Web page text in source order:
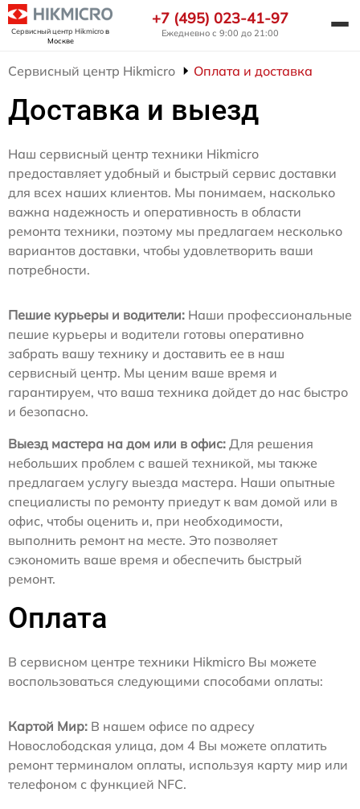
Сервисный центр Hikmicroв
Москве
+7 (495) 023-41-97
Ежедневно с 9:00 до 21:00
Сервисный центр Hikmicro Оплата и доставка
Доставка и выезд
Наш сервисный центр техники Hikmicro
предоставляет удобный и быстрый сервис доставки
для всех наших клиентов. Мы понимаем, насколько
важна надежность и оперативность в области
ремонта техники, поэтому мы предлагаем несколько
вариантов доставки, чтобы удовлетворить ваши
потребности.
Пешие курьеры и водители: Наши профессиональные
пешие курьеры и водители готовы оперативно
забрать вашу технику и доставить ее в наш
сервисный центр. Мы ценим ваше время и
гарантируем, что ваша техника дойдет до нас быстро
и безопасно.
Выезд мастера на дом или в офис: Для решения
небольших проблем с вашей техникой, мы также
предлагаем услугу выезда мастера. Наши опытные
специалисты по ремонту приедут к вам домой или в
офис, чтобы оценить и, при необходимости,
выполнить ремонт на месте. Это позволяет
сэкономить ваше время и обеспечить быстрый
ремонт.
Оплата
В сервисном центре техники Hikmicro Вы можете
воспользоваться следующими способами оплаты:
Картой Мир: В нашем офисе по адресу
Новослободская улица, дом 4 Вы можете оплатить
ремонт терминалом оплаты, используя карту мир или
телефоном с функцией NFC.